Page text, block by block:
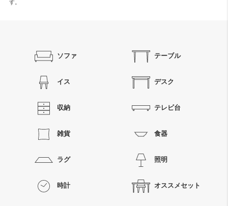
す。
ソファ テーブル
イス デスク
収納 テレビ台
雑貨 食器
ラグ 照明
時計 オススメセット